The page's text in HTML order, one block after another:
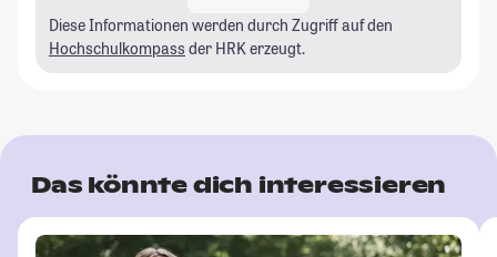
Diese Informationen werden durch Zugriff auf den
Hochschulkompass der HRK erzeugt.
Das könnte dich interessieren